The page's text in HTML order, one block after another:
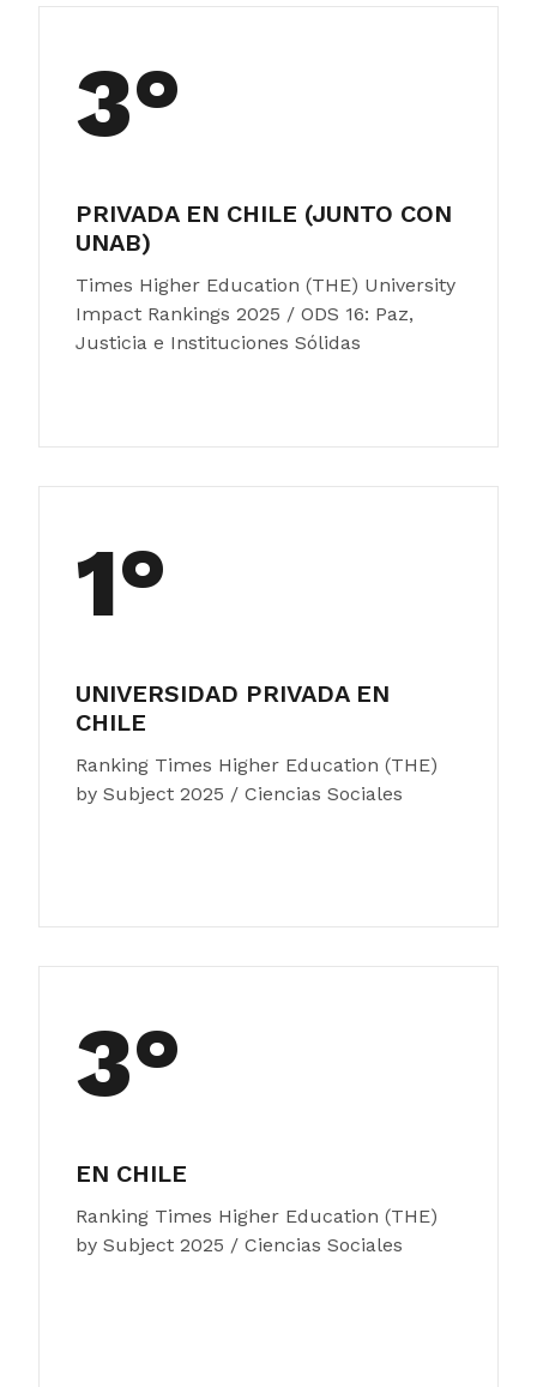
3°
PRIVADA EN CHILE (JUNTO CON
UNAB)
Times Higher Education (THE) University
Impact Rankings 2025 / ODS 16: Paz,
Justicia e Instituciones Sólidas
1°
UNIVERSIDAD PRIVADA EN
CHILE
Ranking Times Higher Education (THE)
by Subject 2025 / Ciencias Sociales
3°
EN CHILE
Ranking Times Higher Education (THE)
by Subject 2025 / Ciencias Sociales